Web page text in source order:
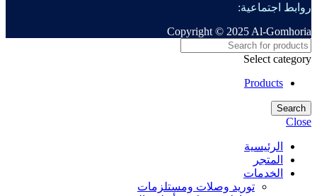
روابط اجتماعية:
Copyright © 2025 Al-Gomhoria
Select category
Products
Search
Close
الرئيسية
المتجر
الخدمات
توريد وصلات ومستلزمات